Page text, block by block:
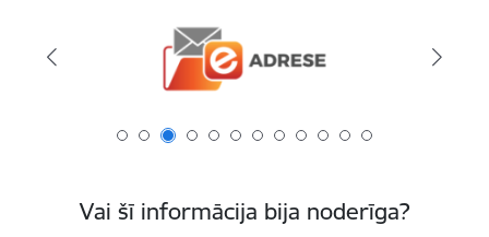
Vai šī informācija bija noderīga?